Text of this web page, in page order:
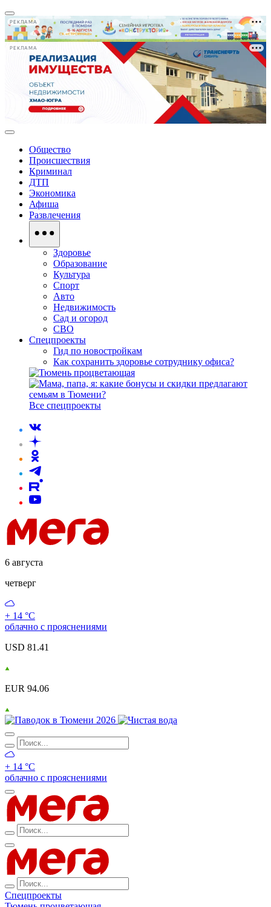
РЕКЛАМА
РЕКЛАМА
Общество
Происшествия
Криминал
ДТП
Экономика
Афиша
Развлечения
Здоровье
Образование
Культура
Спорт
Авто
Недвижимость
Сад и огород
СВО
Спецпроекты
Гид по новостройкам
Как сохранить здоровье сотруднику офиса?
Все спецпроекты
6 августа
четверг
+ 14 °С
облачно с прояснениями
USD 81.41
EUR 94.06
+ 14 °С
облачно с прояснениями
Спецпроекты